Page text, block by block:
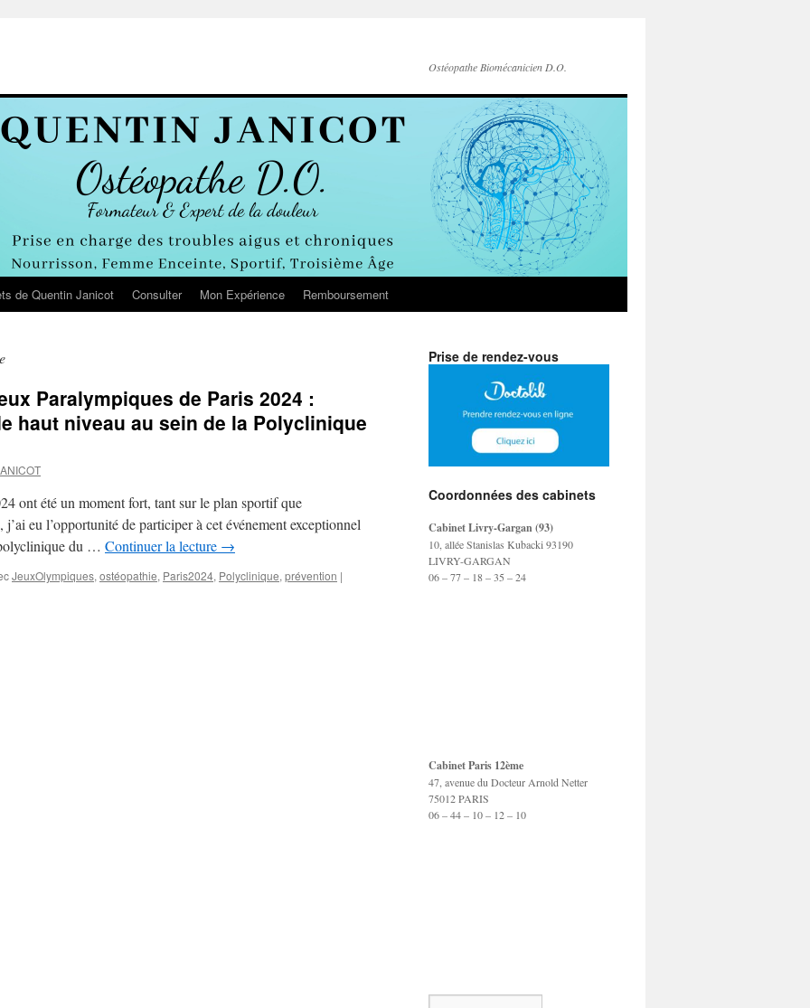
Ostéopathe Biomécanicien D.O.
de Quentin Janicot Consulter Mon Expérience Remboursement
Paralympiques de Paris 2024 :
haut niveau au sein de la Polyclinique
ont été un moment fort, tant sur le plan sportif que
eu l’opportunité de participer à cet événement exceptionnel
du … Continuer la lecture →
JeuxOlympiques, ostéopathie, Paris2024, Polyclinique, prévention |
Prise de rendez-vous
Coordonnées des cabinets
Cabinet Livry-Gargan (93)
10, allée Stanislas Kubacki 93190
LIVRY-GARGAN
06 – 77 – 18 – 35 – 24
Cabinet Paris 12ème
47, avenue du Docteur Arnold Netter
75012 PARIS
06 – 44 – 10 – 12 – 10